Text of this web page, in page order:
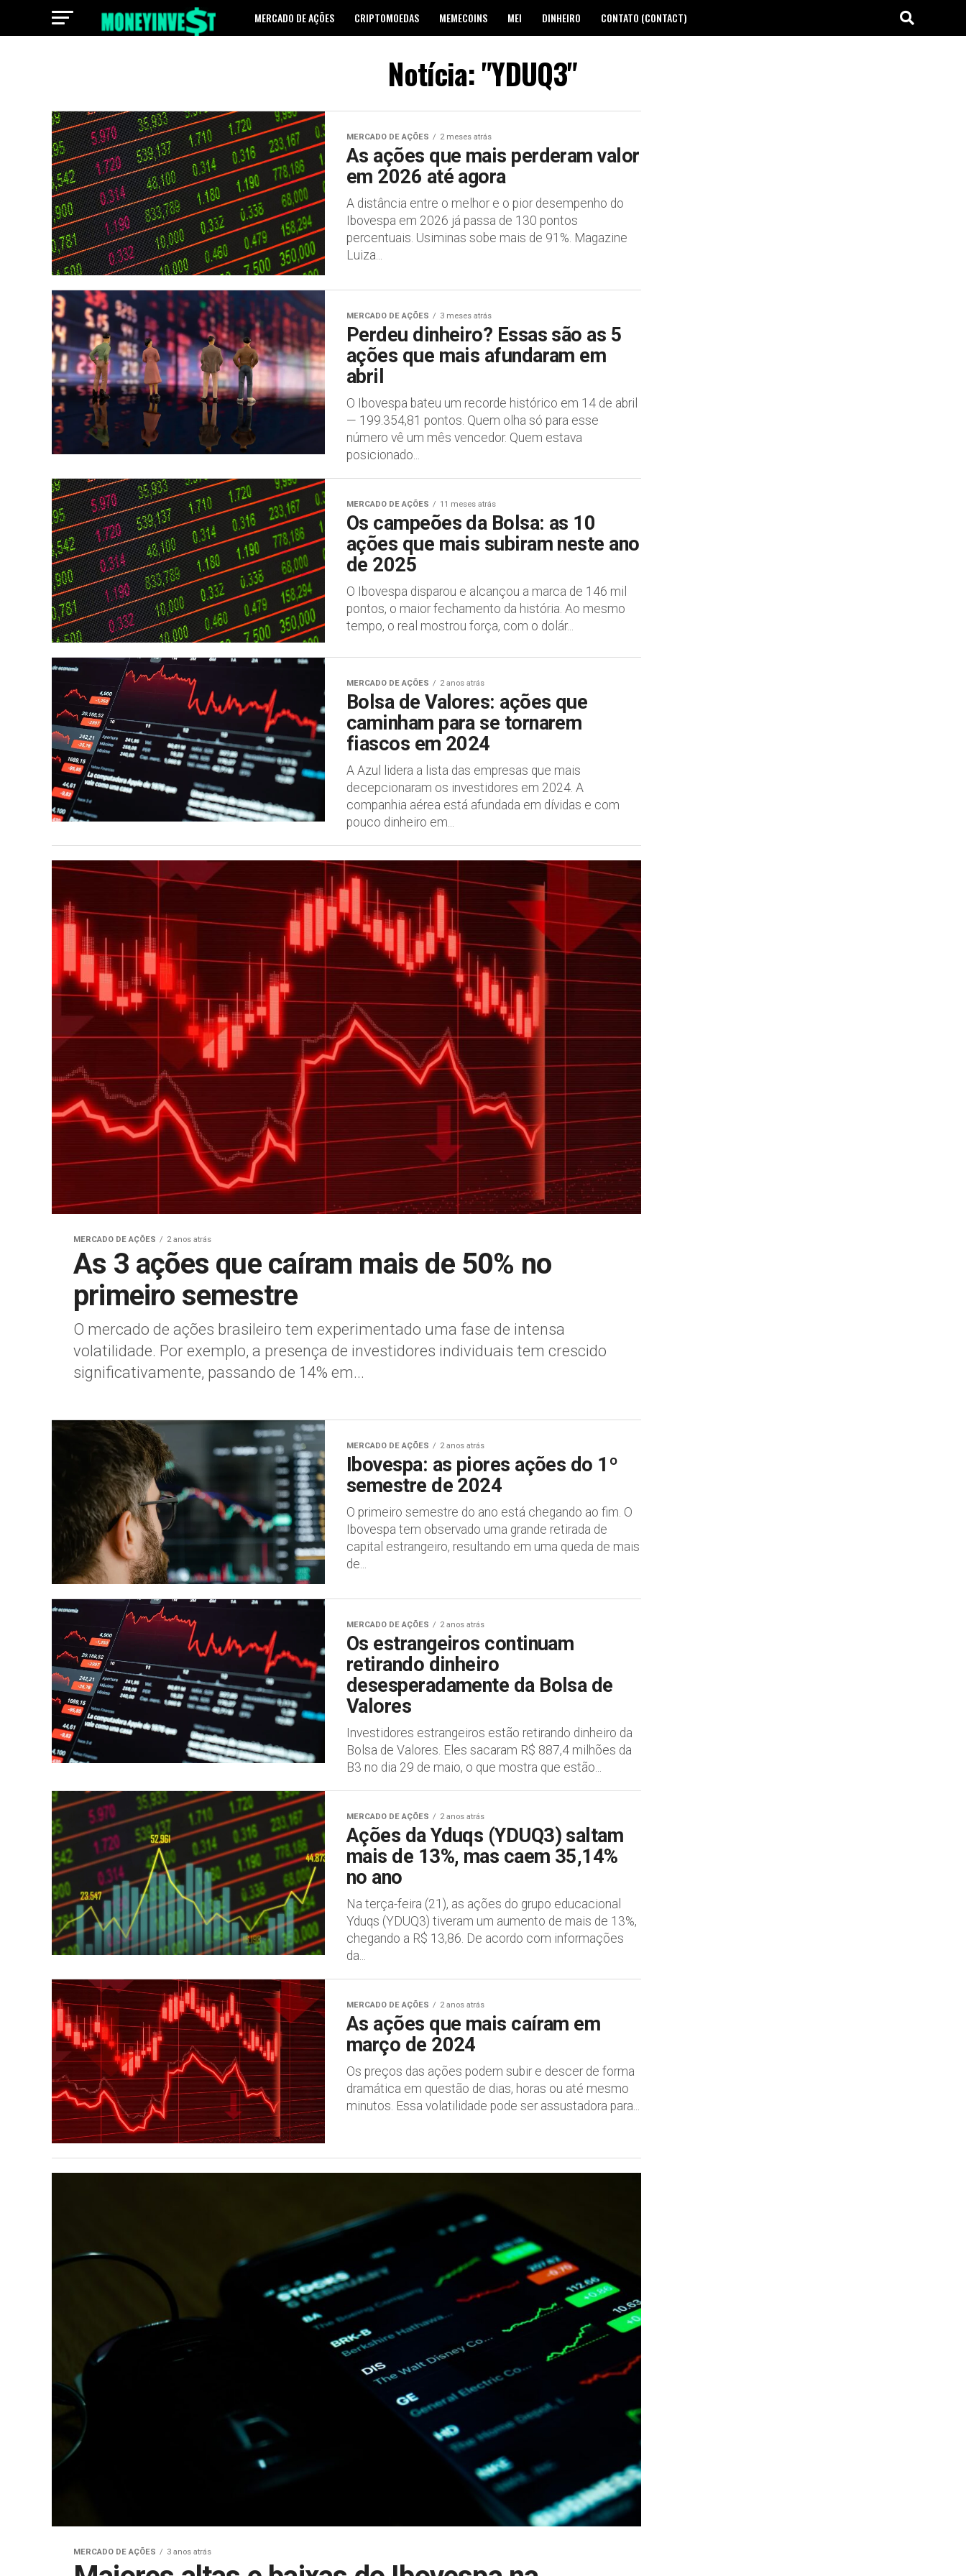
MERCADO DE AÇÕES CRIPTOMOEDAS MEMECOINS MEI DINHEIRO CONTATO (CONTACT)
Notícia: "YDUQ3"
MERCADO DE AÇÕES 2 meses atrás
As ações que mais perderam valor
em 2026 até agora
A distância entre o melhor e o pior desempenho do
Ibovespa em 2026 já passa de 130 pontos
percentuais. Usiminas sobe mais de 91%. Magazine
Luiza...
MERCADO DE AÇÕES 3 meses atrás
Perdeu dinheiro? Essas são as 5
ações que mais afundaram em
abril
O Ibovespa bateu um recorde histórico em 14 de abril
— 199.354,81 pontos. Quem olha só para esse
número vê um mês vencedor. Quem estava
posicionado...
MERCADO DE AÇÕES 11 meses atrás
Os campeões da Bolsa: as 10
ações que mais subiram neste ano
de 2025
O Ibovespa disparou e alcançou a marca de 146 mil
pontos, o maior fechamento da história. Ao mesmo
tempo, o real mostrou força, com o dolár...
MERCADO DE AÇÕES 2 anos atrás
Bolsa de Valores: ações que
caminham para se tornarem
fiascos em 2024
A Azul lidera a lista das empresas que mais
decepcionaram os investidores em 2024. A
companhia aérea está afundada em dívidas e com
pouco dinheiro em...
MERCADO DE AÇÕES 2 anos atrás
As 3 ações que caíram mais de 50% no
primeiro semestre
O mercado de ações brasileiro tem experimentado uma fase de intensa
volatilidade. Por exemplo, a presença de investidores individuais tem crescido
significativamente, passando de 14% em...
MERCADO DE AÇÕES 2 anos atrás
Ibovespa: as piores ações do 1º
semestre de 2024
O primeiro semestre do ano está chegando ao fim. O
Ibovespa tem observado uma grande retirada de
capital estrangeiro, resultando em uma queda de mais
de...
MERCADO DE AÇÕES 2 anos atrás
Os estrangeiros continuam
retirando dinheiro
desesperadamente da Bolsa de
Valores
Investidores estrangeiros estão retirando dinheiro da
Bolsa de Valores. Eles sacaram R$ 887,4 milhões da
B3 no dia 29 de maio, o que mostra que estão...
MERCADO DE AÇÕES 2 anos atrás
Ações da Yduqs (YDUQ3) saltam
mais de 13%, mas caem 35,14%
no ano
Na terça-feira (21), as ações do grupo educacional
Yduqs (YDUQ3) tiveram um aumento de mais de 13%,
chegando a R$ 13,86. De acordo com informações
da...
MERCADO DE AÇÕES 2 anos atrás
As ações que mais caíram em
março de 2024
Os preços das ações podem subir e descer de forma
dramática em questão de dias, horas ou até mesmo
minutos. Essa volatilidade pode ser assustadora para...
MERCADO DE AÇÕES 3 anos atrás